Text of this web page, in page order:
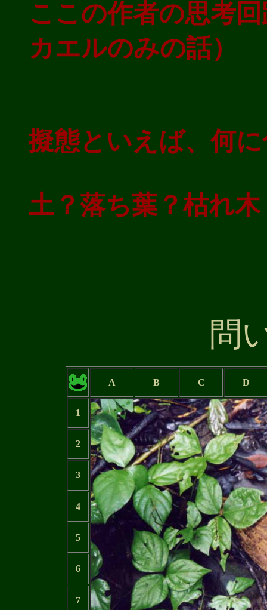
ここの作者の思考
カエルのみの話）
擬態といえば、何
土？落ち葉？枯れ
問
A B C D
1
2
3
4
5
6
7